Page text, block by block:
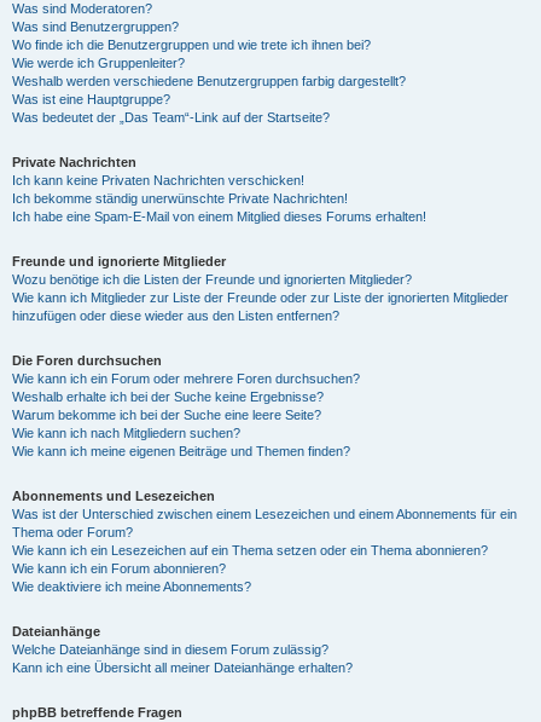
Was sind Moderatoren?
Was sind Benutzergruppen?
Wo finde ich die Benutzergruppen und wie trete ich ihnen bei?
Wie werde ich Gruppenleiter?
Weshalb werden verschiedene Benutzergruppen farbig dargestellt?
Was ist eine Hauptgruppe?
Was bedeutet der „Das Team“-Link auf der Startseite?
Private Nachrichten
Ich kann keine Privaten Nachrichten verschicken!
Ich bekomme ständig unerwünschte Private Nachrichten!
Ich habe eine Spam-E-Mail von einem Mitglied dieses Forums erhalten!
Freunde und ignorierte Mitglieder
Wozu benötige ich die Listen der Freunde und ignorierten Mitglieder?
Wie kann ich Mitglieder zur Liste der Freunde oder zur Liste der ignorierten Mitglieder
hinzufügen oder diese wieder aus den Listen entfernen?
Die Foren durchsuchen
Wie kann ich ein Forum oder mehrere Foren durchsuchen?
Weshalb erhalte ich bei der Suche keine Ergebnisse?
Warum bekomme ich bei der Suche eine leere Seite?
Wie kann ich nach Mitgliedern suchen?
Wie kann ich meine eigenen Beiträge und Themen finden?
Abonnements und Lesezeichen
Was ist der Unterschied zwischen einem Lesezeichen und einem Abonnements für ein
Thema oder Forum?
Wie kann ich ein Lesezeichen auf ein Thema setzen oder ein Thema abonnieren?
Wie kann ich ein Forum abonnieren?
Wie deaktiviere ich meine Abonnements?
Dateianhänge
Welche Dateianhänge sind in diesem Forum zulässig?
Kann ich eine Übersicht all meiner Dateianhänge erhalten?
phpBB betreffende Fragen